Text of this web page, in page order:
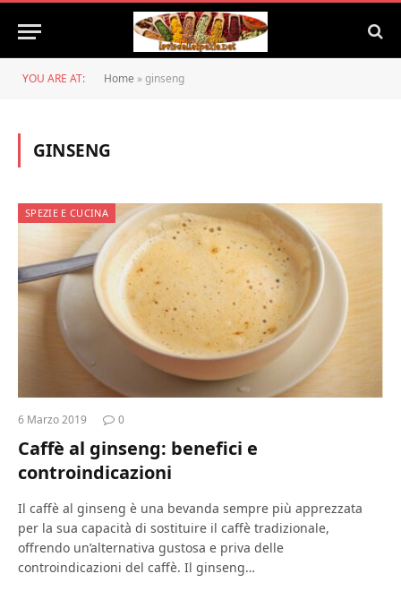
YOU ARE AT: Home »ginseng
GINSENG
SPEZIE E CUCINA
6 Marzo 2019 0
Caffè al ginseng: benefici e
controindicazioni
Il caffè al ginseng è una bevanda sempre più apprezzata
per la sua capacità di sostituire il caffè tradizionale,
offrendo un’alternativa gustosa e priva delle
controindicazioni del caffè. Il ginseng…